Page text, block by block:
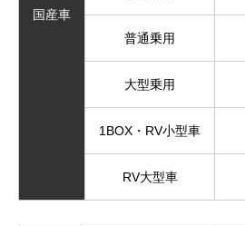
国産車
普通乗用
大型乗用
1BOX・RV小型車
RV大型車